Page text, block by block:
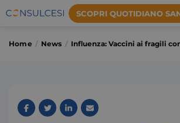
SCOPRI QUOTIDIANO
Home News Influenza: Vaccini ai fragili